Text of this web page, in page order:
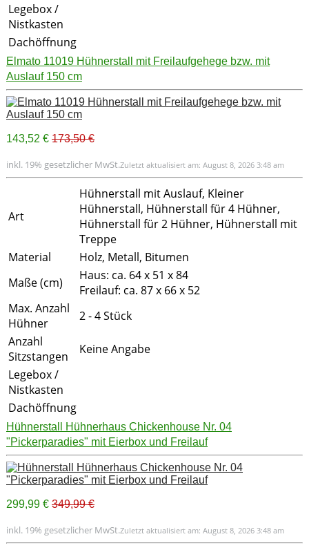
Legebox /
Nistkasten
Dachöffnung
Elmato 11019 Hühnerstall mit Freilaufgehege bzw. mit
Auslauf 150 cm
143,52 € 173,50 €
inkl. 19% gesetzlicher MwSt.Zuletzt aktualisiert am: August 8, 2026 3:48 am
Art
Hühnerstall mit Auslauf, Kleiner
Hühnerstall, Hühnerstall für 4 Hühner,
Hühnerstall für 2 Hühner, Hühnerstall mit
Treppe
Material
Holz, Metall, Bitumen
Maße (cm)
Haus: ca. 64 x 51 x 84
Freilauf: ca. 87 x 66 x 52
Max. Anzahl
Hühner
2 - 4 Stück
Anzahl
Sitzstangen
Keine Angabe
Legebox /
Nistkasten
Dachöffnung
Hühnerstall Hühnerhaus Chickenhouse Nr. 04
"Pickerparadies" mit Eierbox und Freilauf
299,99 € 349,99 €
inkl. 19% gesetzlicher MwSt.Zuletzt aktualisiert am: August 8, 2026 3:48 am